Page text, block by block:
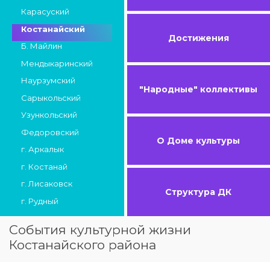
Карасуский
Костанайский
Б. Майлин
Мендыкаринский
Наурзумский
Сарыкольский
Узункольский
Федоровский
г. Аркалык
г. Костанай
г. Лисаковск
г. Рудный
Достижения
"Народные" коллективы
О Доме культуры
Структура ДК
События культурной жизни
Костанайского района